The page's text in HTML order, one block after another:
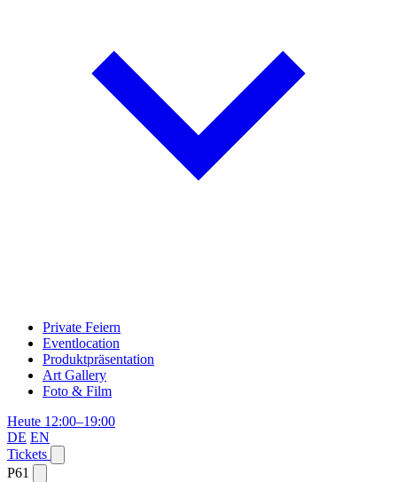
Private Feiern
Eventlocation
Produktpräsentation
Art Gallery
Foto & Film
Heute 12:00–19:00
DE EN
Tickets
P61